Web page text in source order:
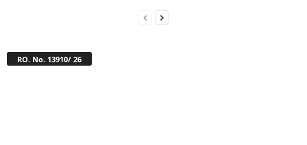
RO. No. 13910/ 26